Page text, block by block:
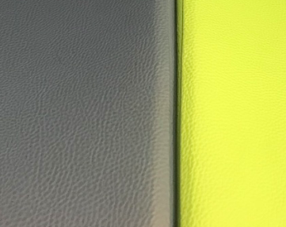
29